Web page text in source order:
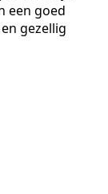
een goed
gezellig